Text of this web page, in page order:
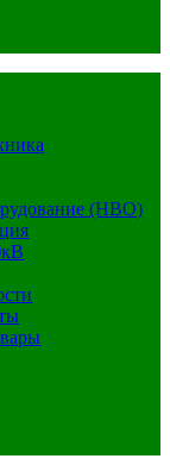
(НВО)